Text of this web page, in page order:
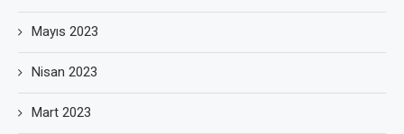
Mayıs 2023
Nisan 2023
Mart 2023